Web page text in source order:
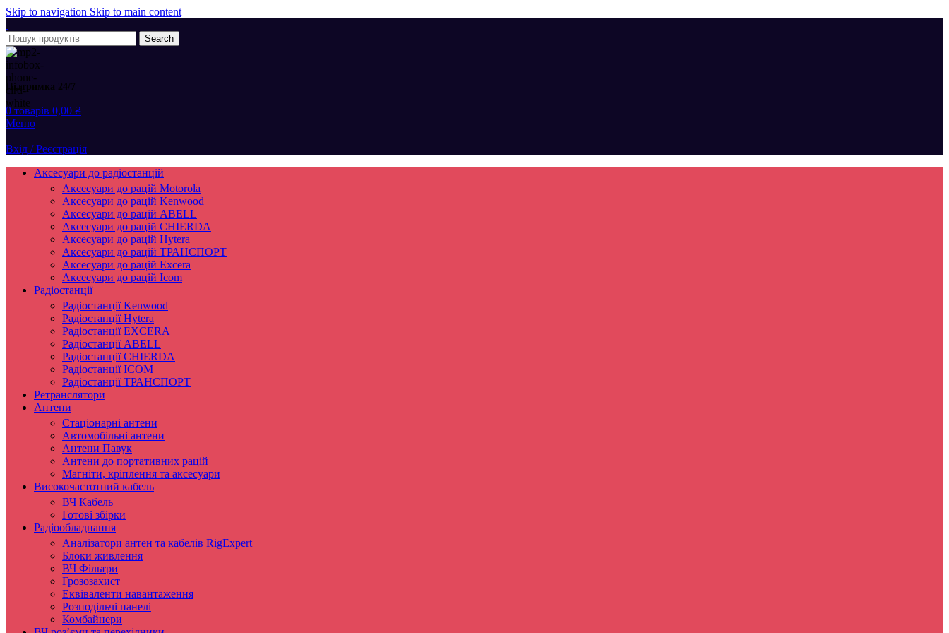
Skip to navigation Skip to main content
Search
Підтримка 24/7
0 товарів 0,00 ₴
Меню
Вхід / Реєстрація
Аксесуари до радіостанцій
Аксесуари до рацій Motorola
Аксесуари до рацій Kenwood
Аксесуари до рацій ABELL
Аксесуари до рацій CHIERDA
Аксесуари до рацій Hytera
Аксесуари до рацій ТРАНСПОРТ
Аксесуари до рацій Excera
Аксесуари до рацій Icom
Радіостанції
Радіостанції Kenwood
Радіостанції Hytera
Радіостанції EXCERA
Радіостанції ABELL
Радіостанції CHIERDA
Радіостанції ICOM
Радіостанції ТРАНСПОРТ
Ретранслятори
Антени
Стаціонарні антени
Автомобільні антени
Антени Павук
Антени до портативних рацій
Магніти, кріплення та аксесуари
Високочастотний кабель
ВЧ Кабель
Готові збірки
Радіообладнання
Аналізатори антен та кабелів RigExpert
Блоки живлення
ВЧ Фільтри
Грозозахист
Еквіваленти навантаження
Розподільчі панелі
Комбайнери